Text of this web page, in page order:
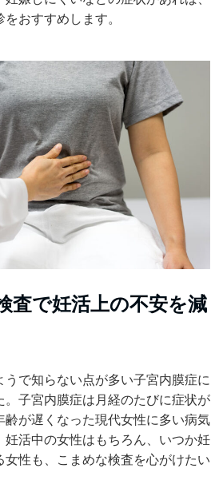
おすすめします。
査で妊活上の不安を減
で知らない点が多い子宮内膜症に
。子宮内膜症は月経のたびに症状が
齢が遅くなった現代女性に多い病気
妊活中の女性はもちろん、いつか妊
性も、こまめな検査を心がけたい